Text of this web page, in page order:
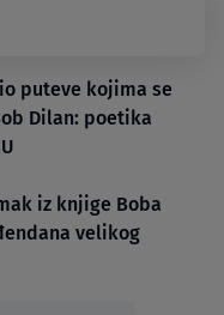
puteve kojima se
Dilan: poetika
iz knjige Boba
velikog